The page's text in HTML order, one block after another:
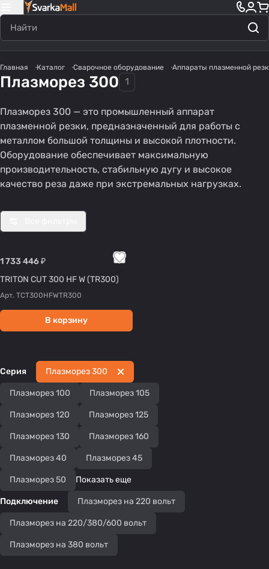
Главная Каталог Сварочное оборудование Аппараты плазменной
Плазморез 300 1
Плазморез 300 — это промышленный аппарат
плазменной резки, предназначенный для работы с
металлом большой толщины и высокой плотности.
Оборудование обеспечивает максимальную
производительность, стабильную дугу и высокое
качество реза даже при экстремальных нагрузках.
1 733 446 ₽
TRITON CUT 300 HF W (TR300)
Арт. TCT300HFWTR300
В корзину
Серия
Плазморез 100 Плазморез 105
Плазморез 120 Плазморез 125
Плазморез 130 Плазморез 160
Плазморез 300
Плазморез 40 Плазморез 45
Плазморез 50 Показать еще
Подключение Плазморез на 220 вольт
Плазморез на 220/380/600 вольт
Плазморез на 380 вольт